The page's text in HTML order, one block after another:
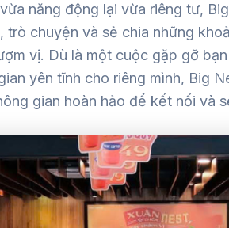
năng động lại vừa riêng tư,
trò chuyện và sẻ chia những
vị. Dù là một cuộc gặp gỡ
yên tĩnh cho riêng mình, Big
gian hoàn hảo để kết nối và